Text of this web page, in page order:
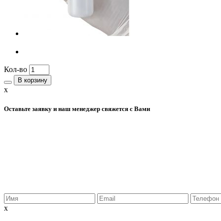
Кол-во
В корзину
x
Оставьте заявку и наш менеджер свяжется с Вами
x